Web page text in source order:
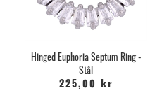
Hinged Euphoria Septum Ring -
Stål
225,00 kr